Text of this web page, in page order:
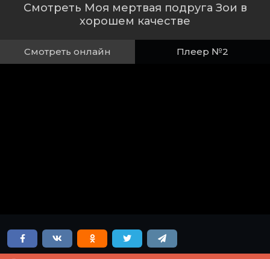
Смотреть Моя мертвая подруга Зои в
хорошем качестве
Смотреть онлайн Плеер №2